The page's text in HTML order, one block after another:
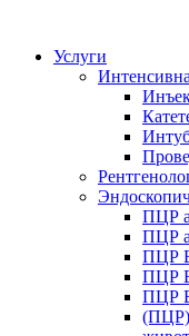
Услуги
ПЦР
ПЦР
ПЦР
ПЦР
ПЦР
(ПЦР)